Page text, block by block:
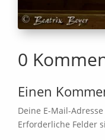
0
Einen
Deine E-Mail-
Erforderliche Felder